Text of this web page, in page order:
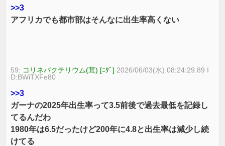
>>3
アフリカでも都市部はそんなに出生率高くない
59: コリネバクテリウム(茸) [ﾆﾀﾞ] 2026/06/03(水) 08:24:29.89 I
D:BWiTXFe80
>>3
ガーナの2025年出生率って3.5前後で過去最低を記録し
てるんだわ
1980年は6.5だったけど200年に4.8と出生率は減少し続
けてる